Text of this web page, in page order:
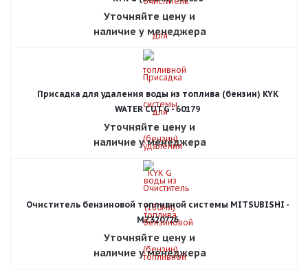
Уточняйте цену и
наличие у менеджера
Присадка для удаления воды из топлива (бензин) KYK
WATER CUT G - 60179
Уточняйте цену и
наличие у менеджера
Очиститель бензиновой топливной системы MITSUBISHI -
MZ320726
Уточняйте цену и
наличие у менеджера